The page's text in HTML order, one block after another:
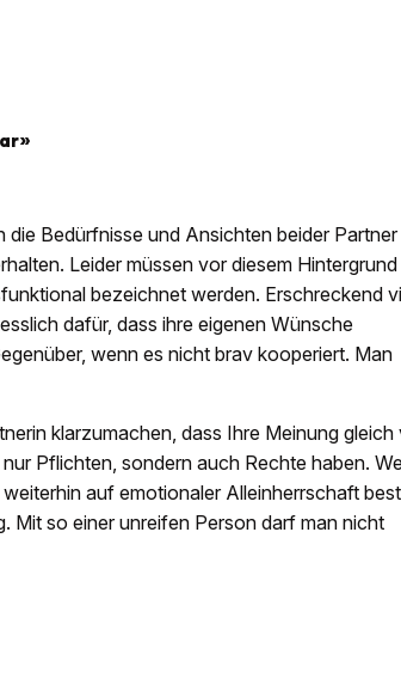
Bedürfnisse und Ansichten beider
Leider müssen vor diesem Hintergrund
bezeichnet werden. Erschreckend
dafür, dass ihre eigenen Wünsche
wenn es nicht brav kooperiert. Man
klarzumachen, dass Ihre Meinung gleich
Pflichten, sondern auch Rechte haben.
auf emotionaler Alleinherrschaft
Mit so einer unreifen Person darf man nicht